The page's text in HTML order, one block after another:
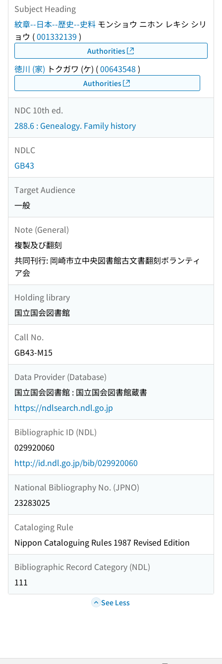
Subject Heading
紋章--日本--歴史--史料 モンショウ ニホン レキシ シリ
ョウ (001332139 )
Authorities
徳川 (家) トクガワ (ケ) (00643548 )
Authorities
NDC 10th ed.
288.6 : Genealogy. Family history
NDLC
GB43
Target Audience
一般
Note (General)
複製及び翻刻
共同刊行: 岡崎市立中央図書館古文書翻刻ボランティ
ア会
Holding library
国立国会図書館
Call No.
GB43-M15
Data Provider (Database)
国立国会図書館 : 国立国会図書館蔵書
https://ndlsearch.ndl.go.jp
Bibliographic ID (NDL)
029920060
http://id.ndl.go.jp/bib/029920060
National Bibliography No. (JPNO)
23283025
Cataloging Rule
Nippon Cataloguing Rules 1987 Revised Edition
Bibliographic Record Category (NDL)
111
See Less